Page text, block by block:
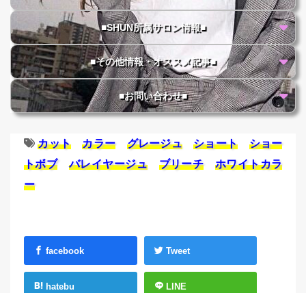
■SHUN所属サロン情報■
■その他情報・オススメ記事■
■お問い合わせ■
カット カラー グレージュ ショート
ショー
トボブ
バレイヤージュ ブリーチ
ホワイトカラ
ー
facebook Tweet
hatebu LINE